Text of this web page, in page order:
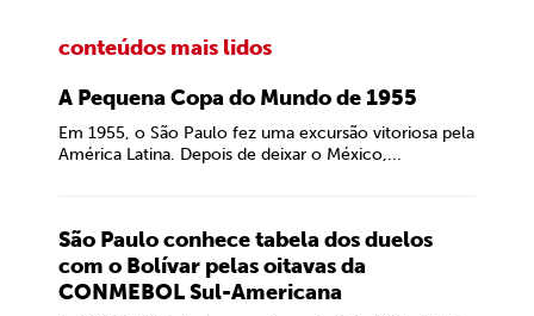
conteúdos mais lidos
A Pequena Copa do Mundo de 1955
Em 1955, o São Paulo fez uma excursão vitoriosa pela
América Latina. Depois de deixar o México,...
São Paulo conhece tabela dos duelos
com o Bolívar pelas oitavas da
CONMEBOL Sul-Americana